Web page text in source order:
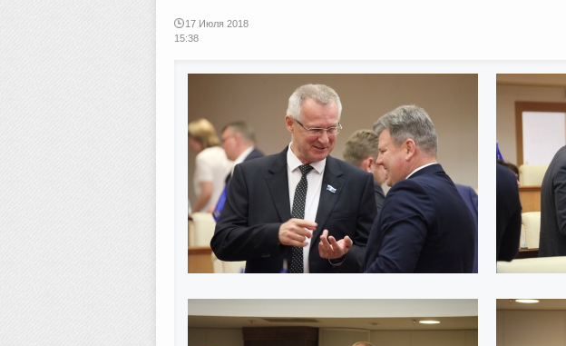
17 Июля 2018
15:38